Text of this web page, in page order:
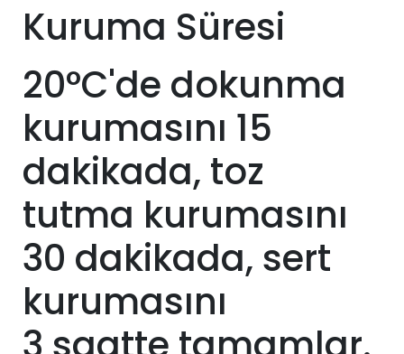
Kuruma Süresi
20°C'de dokunma
kurumasını 15
dakikada, toz
tutma kurumasını
30 dakikada, sert
kurumasını